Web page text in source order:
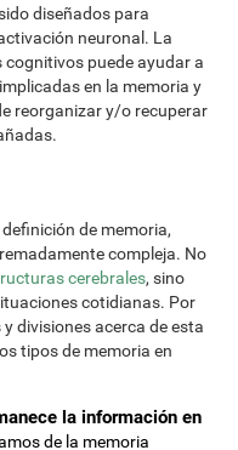
diseñados para
neuronal. La
puede ayudar a
en la memoria y
reorganizar y/o recuperar
de memoria,
compleja. No
cerebrales, sino
cotidianas. Por
divisiones acerca de esta
tipos de memoria en
la información en
de la memoria